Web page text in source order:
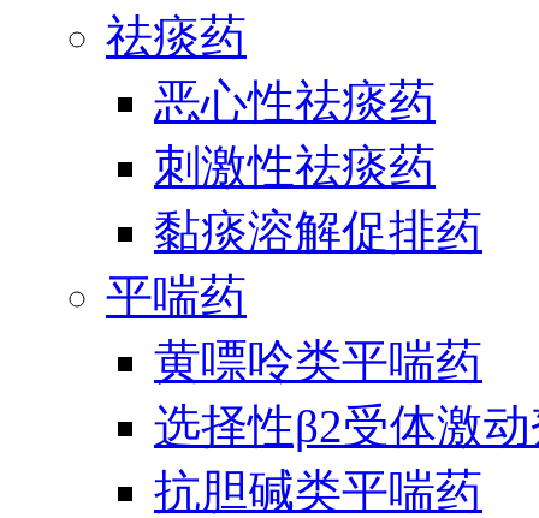
祛痰药
恶心性祛痰药
刺激性祛痰药
黏痰溶解促排药
平喘药
黄嘌呤类平喘药
选择性β2受体激
抗胆碱类平喘药